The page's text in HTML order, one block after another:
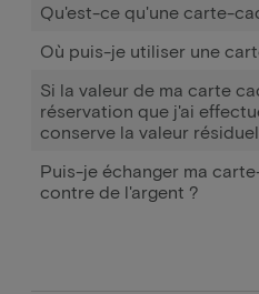
Qu'est-ce qu'une carte-
Où puis-je utiliser une
Si la valeur de ma carte
réservation que j'ai
conserve la valeur
Puis-je échanger ma
contre de l'argent ?